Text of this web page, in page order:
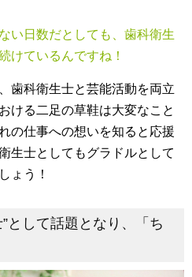
い日数だとしても、歯科衛生
けているんですね！
歯科衛生士と芸能活動を両立
ける二足の草鞋は大変なこと
の仕事への想いを知ると応援
生士としてもグラドルとして
ょう！
として話題となり、「ち